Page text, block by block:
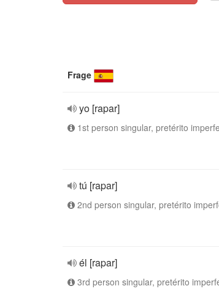
Frage
yo [rapar]
1st person singular, pretérito
tú [rapar]
2nd person singular, pretérito
él [rapar]
3rd person singular, pretérito